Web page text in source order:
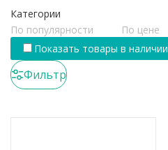
Категории
По популярности
По цене
Показать товары в наличии
Фильтр